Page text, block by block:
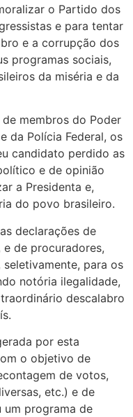
o Partido dos
e para tentar
e a corrupção dos
programas sociais,
da miséria e da
membros do Poder
da Polícia Federal, os
candidato perdido as
e de opinião
a Presidenta e,
do povo brasileiro.
declarações de
de procuradores,
seletivamente, para os
notória ilegalidade,
descalabro
por esta
o objetivo de
de votos,
etc.) e de
um programa de